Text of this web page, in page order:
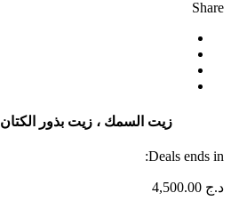
Share
زيت السمك ، زيت بذور الكتان 100 كبسولة هلامية
Deals ends in:
د.ج